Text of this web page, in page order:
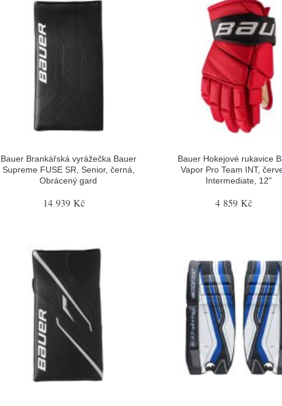
Bauer Brankářská vyrážečka Bauer
Supreme FUSE SR, Senior, černá,
Obrácený gard
14 939 Kč
Bauer Hokejové rukavice
Vapor Pro Team INT,
Intermediate, 12"
4 859 Kč